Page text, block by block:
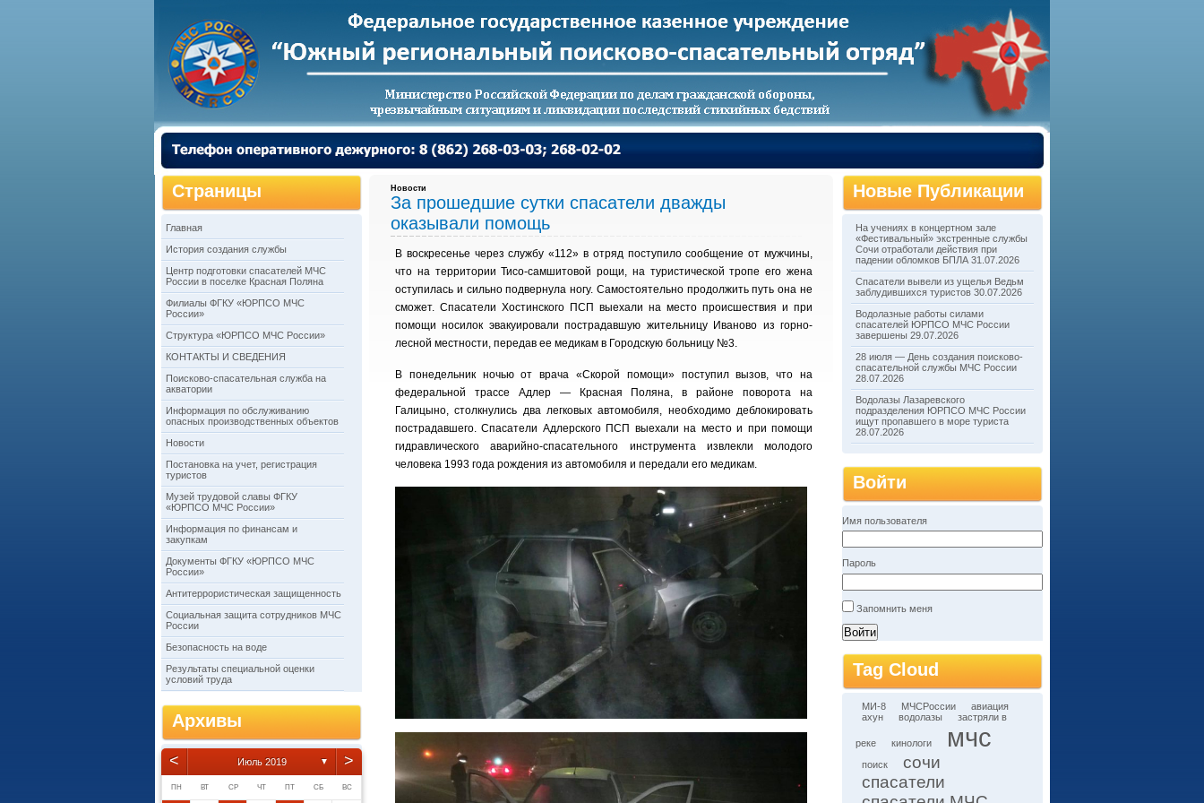
Страницы
Главная
История создания службы
Центр подготовки спасателей МЧС
России в поселке Красная Поляна
Филиалы ФГКУ «ЮРПСО МЧС
России»
Структура «ЮРПСО МЧС России»
КОНТАКТЫ И СВЕДЕНИЯ
Поисково-спасательная служба на
акватории
Информация по обслуживанию
опасных производственных объектов
Новости
Постановка на учет, регистрация
туристов
Музей трудовой славы ФГКУ
«ЮРПСО МЧС России»
Информация по финансам и
закупкам
Документы ФГКУ «ЮРПСО МЧС
России»
Антитеррористическая защищенность
Социальная защита сотрудников МЧС
России
Безопасность на воде
Результаты специальной оценки
условий труда
Архивы
< Июль 2019 ▼ >
ПН ВТ СР ЧТ ПТ СБ ВС
Новости
За прошедшие сутки спасатели дважды
оказывали помощь
В воскресенье через службу «112» в отряд поступило сообщение от мужчины,
что на территории Тисо-самшитовой рощи, на туристической тропе его жена
оступилась и сильно подвернула ногу. Самостоятельно продолжить путь она не
сможет. Спасатели Хостинского ПСП выехали на место происшествия и при
помощи носилок эвакуировали пострадавшую жительницу Иваново из горно-
лесной местности, передав ее медикам в Городскую больницу №3.
В понедельник ночью от врача «Скорой помощи» поступил вызов, что на
федеральной трассе Адлер — Красная Поляна, в районе поворота на
Галицыно, столкнулись два легковых автомобиля, необходимо деблокировать
пострадавшего. Спасатели Адлерского ПСП выехали на место и при помощи
гидравлического аварийно-спасательного инструмента извлекли молодого
человека 1993 года рождения из автомобиля и передали его медикам.
Новые Публикации
На учениях в концертном зале
«Фестивальный» экстренные службы
Сочи отработали действия при
падении обломков БПЛА 31.07.2026
Спасатели вывели из ущелья Ведьм
заблудившихся туристов 30.07.2026
Водолазные работы силами
спасателей ЮРПСО МЧС России
завершены 29.07.2026
28 июля — День создания поисково-
спасательной службы МЧС России
28.07.2026
Водолазы Лазаревского
подразделения ЮРПСО МЧС России
ищут пропавшего в море туриста
28.07.2026
Войти
Имя пользователя
Пароль
Запомнить меня
Tag Cloud
МИ-8 МЧСРоссии
авиация
ахун
водолазы застряли в
реке кинологи мчс
поиск
сочи
спасатели